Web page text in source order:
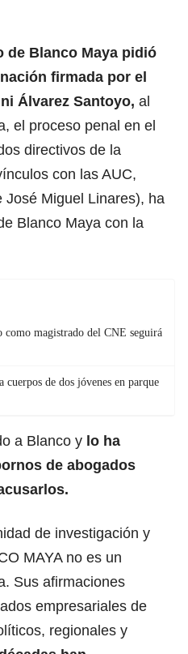
de Blanco Maya pidió
firmada por el
Álvarez Santoyo, al
el proceso penal en el
directivos de la
con las AUC,
José Miguel Linares), ha
Blanco Maya con la
como magistrado del CNE seguirá
cuerpos de dos jóvenes en parque
a Blanco y lo ha
de abogados
de investigación y
MAYA no es un
Sus afirmaciones
empresariales de
regionales y